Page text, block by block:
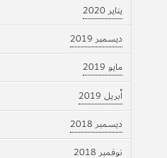
يناير 2020
ديسمبر 2019
مايو 2019
أبريل 2019
ديسمبر 2018
نوفمبر 2018